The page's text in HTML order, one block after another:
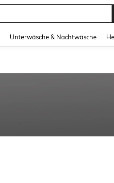
Unterwäsche & Nachtwäsche